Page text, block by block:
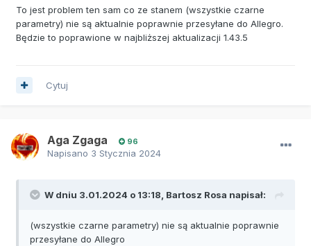
To jest problem ten sam co ze stanem (wszystkie czarne
parametry) nie są aktualnie poprawnie przesyłane do Allegro.
Będzie to poprawione w najbliższej aktualizacji 1.43.5
Cytuj
Aga Zgaga 96
Napisano 3 Stycznia 2024
W dniu 3.01.2024 o 13:18, Bartosz Rosa napisał:
(wszystkie czarne parametry) nie są aktualnie poprawnie
przesyłane do Allegro